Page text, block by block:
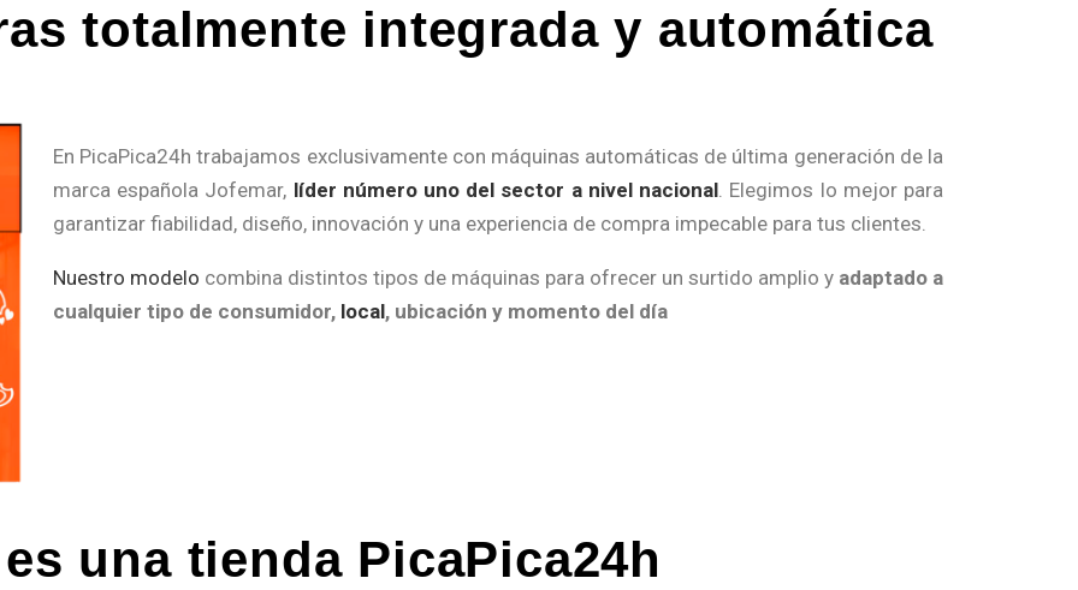
totalmente integrada y automática
En PicaPica24h trabajamos exclusivamente con máquinas automáticas de última generación de la
marca española Jofemar, líder número uno del sector a nivel nacional. Elegimos lo mejor para
garantizar fiabilidad, diseño, innovación y una experiencia de compra impecable para tus clientes.
Nuestro modelo combina distintos tipos de máquinas para ofrecer un surtido amplio y adaptado a
cualquier tipo de consumidor, local, ubicación y momento del día
una tienda PicaPica24h